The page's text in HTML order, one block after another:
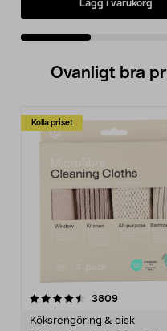
Lägg i varukorg
Ovanligt bra
Kolla priset
3809recensioner
Köksrengöring & disk
4.0av 5 stjärnor